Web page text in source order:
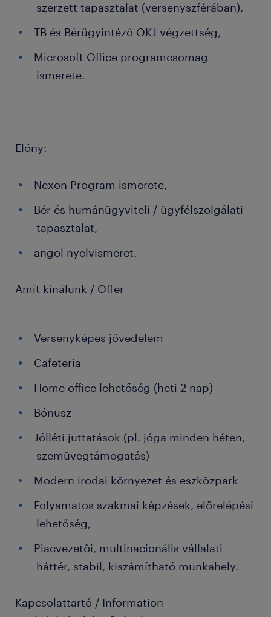
szerzett tapasztalat (versenyszférában),
TB és Bérügyintéző OKJ végzettség,
Microsoft Office programcsomag
ismerete.
Előny:
Nexon Program ismerete,
Bér és humánügyviteli / ügyfélszolgálati
tapasztalat,
angol nyelvismeret.
Amit kínálunk / Offer
Versenyképes jövedelem
Cafeteria
Home office lehetőség (heti 2 nap)
Bónusz
Jólléti juttatások (pl. jóga minden héten,
szemüvegtámogatás)
Modern irodai környezet és eszközpark
Folyamatos szakmai képzések, előrelépési
lehetőség,
Piacvezetői, multinacionális vállalati
háttér, stabil, kiszámítható munkahely.
Kapcsolattartó / Information